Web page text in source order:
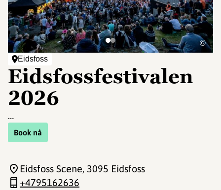
Eidsfoss
Eidsfossfestivalen
2026
…
Book nå
©
Eidsfoss Scene, 3095 Eidsfoss
+4795162636